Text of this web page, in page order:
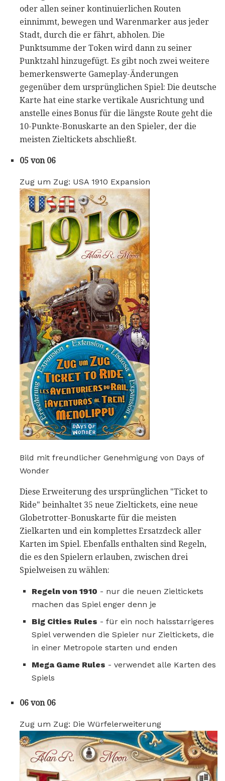
oder allen seiner kontinuierlichen Routen
einnimmt, bewegen und Warenmarker aus jeder
Stadt, durch die er fährt, abholen. Die
Punktsumme der Token wird dann zu seiner
Punktzahl hinzugefügt. Es gibt noch zwei weitere
bemerkenswerte Gameplay-Änderungen
gegenüber dem ursprünglichen Spiel: Die deutsche
Karte hat eine starke vertikale Ausrichtung und
anstelle eines Bonus für die längste Route geht die
10-Punkte-Bonuskarte an den Spieler, der die
meisten Zieltickets abschließt.
05 von 06
Zug um Zug: USA 1910 Expansion
Bild mit freundlicher Genehmigung von Days of
Wonder
Diese Erweiterung des ursprünglichen "Ticket to
Ride" beinhaltet 35 neue Zieltickets, eine neue
Globetrotter-Bonuskarte für die meisten
Zielkarten und ein komplettes Ersatzdeck aller
Karten im Spiel. Ebenfalls enthalten sind Regeln,
die es den Spielern erlauben, zwischen drei
Spielweisen zu wählen:
Regeln von 1910 - nur die neuen Zieltickets
machen das Spiel enger denn je
Big Cities Rules - für ein noch halsstarrigeres
Spiel verwenden die Spieler nur Zieltickets, die
in einer Metropole starten und enden
Mega Game Rules - verwendet alle Karten des
Spiels
06 von 06
Zug um Zug: Die Würfelerweiterung